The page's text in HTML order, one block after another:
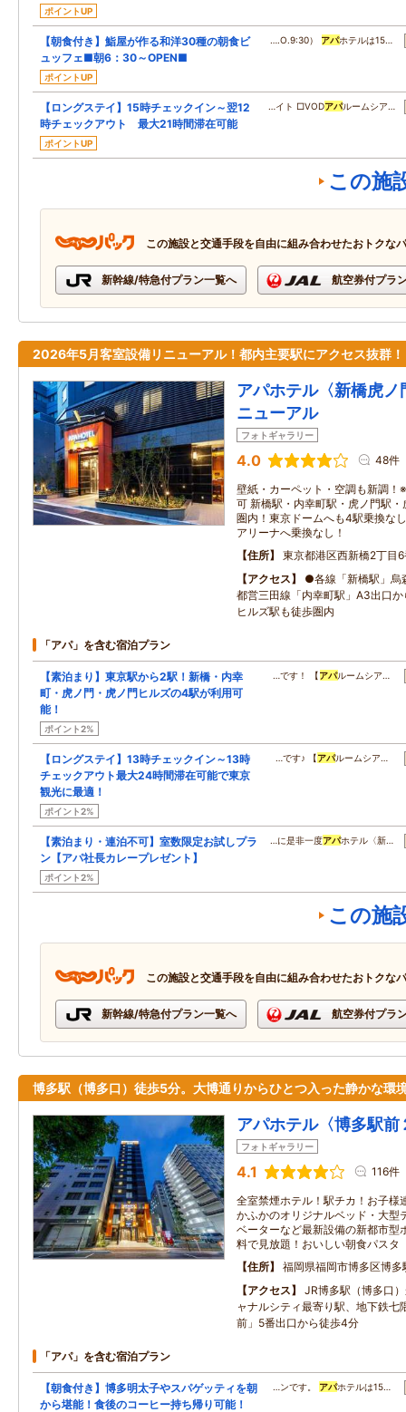
ポイントUP
【朝食付き】鮨屋が作る和洋30種の朝食ビ
ュッフェ■朝6：30～OPEN■
ポイントUP
….O.9:30） アパホテルは15…
【ロングステイ】15時チェックイン～翌12
時チェックアウト 最大21時間滞在可能
ポイントUP
…イト □VODアパルームシア…
この施
この施設と交通手段を自由に組み合わせたおトクな
新幹線/特急付プラン一覧へ 航空券付プラ
2026年5月客室設備リニューアル！都内主要駅にアクセス抜群！
アパホテル〈新橋虎
ニューアル
フォトギャラリー
4.0 48件
壁紙・カーペット・空調も新調！
可 新橋駅・内幸町駅・虎ノ門駅
圏内！東京ドームへも4駅乗換な
アリーナへ乗換なし！
住所
東京都港区西新橋2丁目
アクセス
●各線「新橋駅」
都営三田線「内幸町駅」A3出口
ヒルズ駅も徒歩圏内
「アパ」を含む宿泊プラン
【素泊まり】東京駅から2駅！新橋・内幸
町・虎ノ門・虎ノ門ヒルズの4駅が利用可
能！
ポイント2%
…です！ 【アパルームシア…
【ロングステイ】13時チェックイン～13時
チェックアウト最大24時間滞在可能で東京
観光に最適！
ポイント2%
…です♪ 【アパルームシア…
【素泊まり・連泊不可】室数限定お試しプラ
ン【アパ社長カレープレゼント】
ポイント2%
…に是非一度アパホテル〈新…
この施
この施設と交通手段を自由に組み合わせたおトクな
新幹線/特急付プラン一覧へ 航空券付プラ
博多駅（博多口）徒歩5分。大博通りからひとつ入った静かな環
アパホテル〈博多駅前
フォトギャラリー
4.1 116件
全室禁煙ホテル！駅チカ！お子様
かふかのオリジナルベッド・大型
ベーターなど最新設備の新都市型
料で見放題！おいしい朝食パスタ
住所
福岡県福岡市博多区博
アクセス
JR博多駅（博多口
ャナルシティ最寄り駅、地下鉄七
前」5番出口から徒歩4分
「アパ」を含む宿泊プラン
【朝食付き】博多明太子やスパゲッティを朝
から堪能！食後のコーヒー持ち帰り可能！
…ンです。 アパホテルは15…